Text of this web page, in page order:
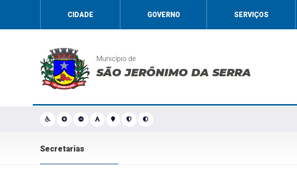
CIDADE GOVERNO SERVIÇOS
Município de
SÃO JERÔNIMO DA SERRA
Secretarias